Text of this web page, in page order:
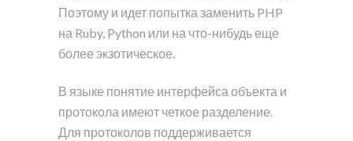
Поэтому и идет попытка заменить PHP
на Ruby, Python или на что-нибудь еще
более экзотическое.
В языке понятие интерфейса объекта и
протокола имеют четкое разделение.
Для протоколов поддерживается